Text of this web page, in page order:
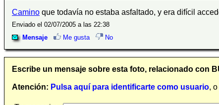
Camino que todavía no estaba asfaltado, y era difícil
Enviado el 02/07/2005 a las 22:38
Mensaje
Me gusta No
Escribe un mensaje sobre esta foto, relacionado con
Atención: Pulsa aquí para identificarte como usuario,